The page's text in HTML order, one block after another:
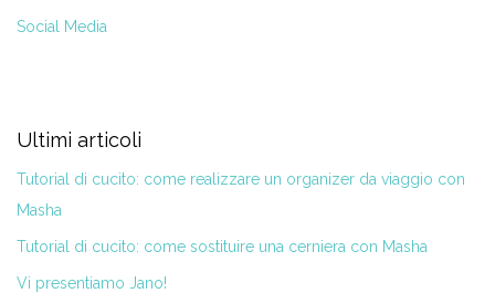
Social Media
Ultimi articoli
Tutorial di cucito: come realizzare un organizer da viaggio con
Masha
Tutorial di cucito: come sostituire una cerniera con Masha
Vi presentiamo Jano!